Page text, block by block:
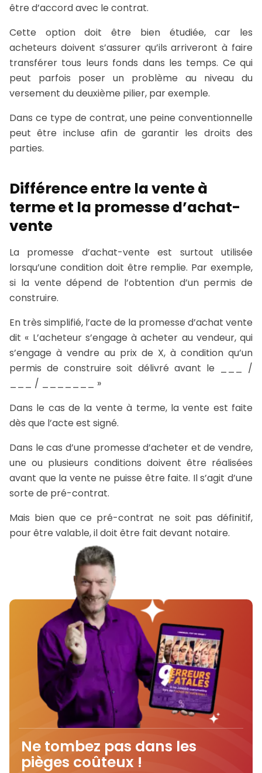
être d’accord avec le contrat.
Cette option doit être bien étudiée, car les
acheteurs doivent s’assurer qu’ils arriveront à faire
transférer tous leurs fonds dans les temps. Ce qui
peut parfois poser un problème au niveau du
versement du deuxième pilier, par exemple.
Dans ce type de contrat, une peine conventionnelle
peut être incluse afin de garantir les droits des
parties.
Différence entre la vente à
terme et la promesse d’achat-
vente
La promesse d’achat-vente est surtout utilisée
lorsqu’une condition doit être remplie. Par exemple,
si la vente dépend de l’obtention d’un permis de
construire.
En très simplifié, l’acte de la promesse d’achat vente
dit « L’acheteur s’engage à acheter au vendeur, qui
s’engage à vendre au prix de X, à condition qu’un
permis de construire soit délivré avant le ___ /
___ / _______ »
Dans le cas de la vente à terme, la vente est faite
dès que l’acte est signé.
Dans le cas d’une promesse d’acheter et de vendre,
une ou plusieurs conditions doivent être réalisées
avant que la vente ne puisse être faite. Il s’agit d’une
sorte de pré-contrat.
Mais bien que ce pré-contrat ne soit pas définitif,
pour être valable, il doit être fait devant notaire.
Ne tombez pas dans les
pièges coûteux !